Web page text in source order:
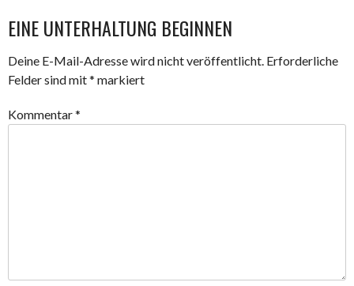
EINE UNTERHALTUNG BEGINNEN
Deine E-Mail-Adresse wird nicht veröffentlicht. Erforderliche
Felder sind mit* markiert
Kommentar*